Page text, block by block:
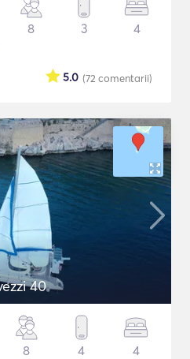
8 3 4
(72 comentarii)
5.0
40
8 4 4